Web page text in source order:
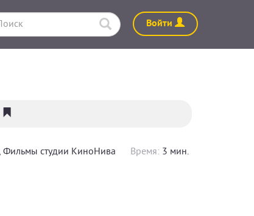
Войти
Фильмы студии КиноНива Время: 3 мин.